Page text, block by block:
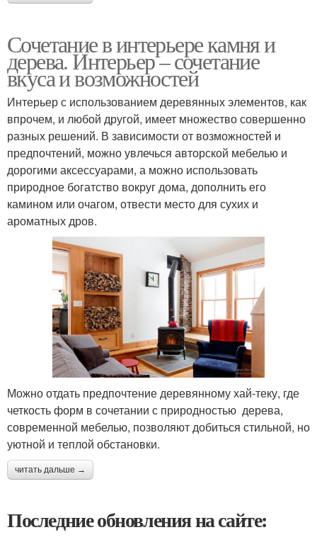
Сочетание в интерьере камня и
дерева. Интерьер – сочетание
вкуса и возможностей
Интерьер с использованием деревянных элементов, как
впрочем, и любой другой, имеет множество совершенно
разных решений. В зависимости от возможностей и
предпочтений, можно увлечься авторской мебелью и
дорогими аксессуарами, а можно использовать
природное богатство вокруг дома, дополнить его
камином или очагом, отвести место для сухих и
ароматных дров.
Можно отдать предпочтение деревянному хай-теку, где
четкость форм в сочетании с природностью дерева,
современной мебелью, позволяют добиться стильной, но
уютной и теплой обстановки.
читать дальше →
Последние обновления на сайте: